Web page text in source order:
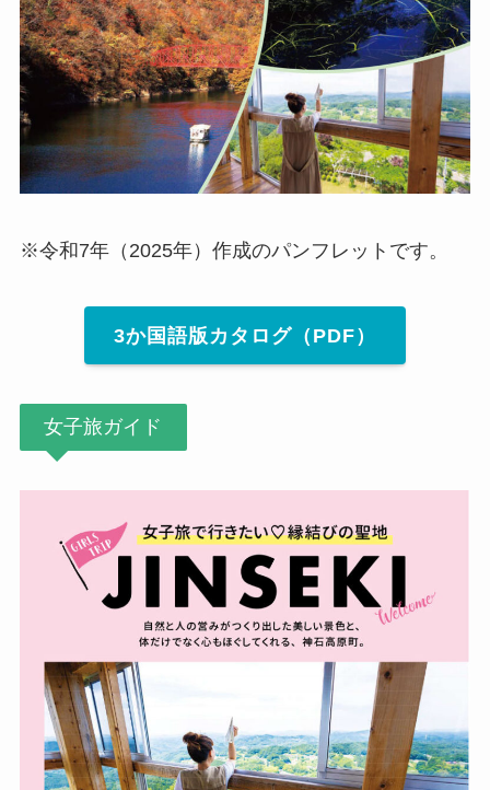
※令和7年（2025年）作成のパンフレットです。
3か国語版カタログ（PDF）
女子旅ガイド